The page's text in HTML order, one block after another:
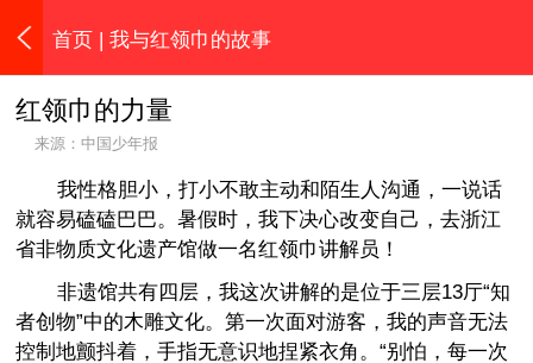
首页 | 我与红领巾的故事
红领巾的力量
来源：中国少年报
我性格胆小，打小不敢主动和陌生人沟通，一说话
就容易磕磕巴巴。暑假时，我下决心改变自己，去浙江
省非物质文化遗产馆做一名红领巾讲解员！
非遗馆共有四层，我这次讲解的是位于三层13厅“知
者创物”中的木雕文化。第一次面对游客，我的声音无法
控制地颤抖着，手指无意识地捏紧衣角。“别怕，每一次